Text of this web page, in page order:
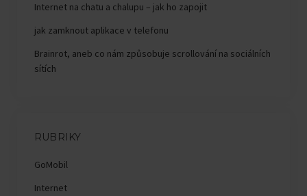
Internet na chatu a chalupu – jak ho zapojit
jak zamknout aplikace v telefonu
Brainrot, aneb co nám způsobuje scrollování na sociálních
sítích
RUBRIKY
GoMobil
Internet